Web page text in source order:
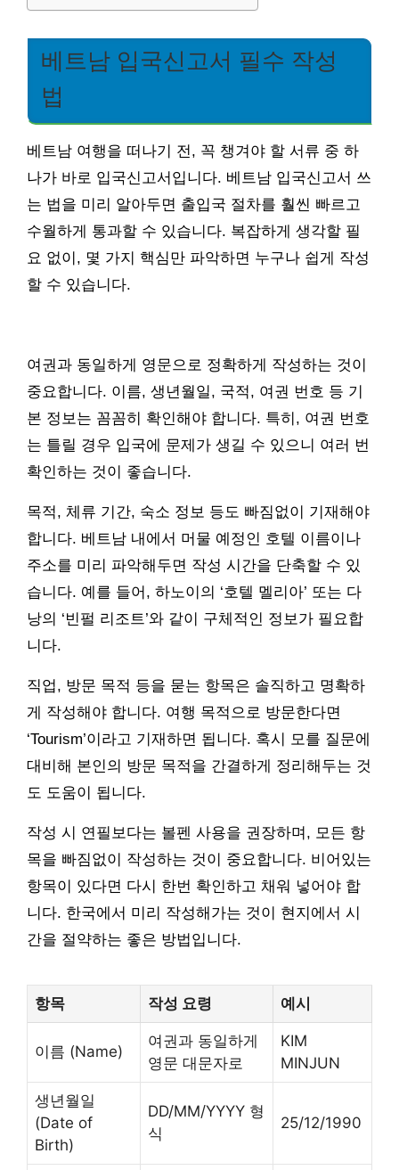
베트남 입국신고서 필수 작성
법
베트남 여행을 떠나기 전, 꼭 챙겨야 할 서류 중 하
나가 바로 입국신고서입니다. 베트남 입국신고서 쓰
는 법을 미리 알아두면 출입국 절차를 훨씬 빠르고
수월하게 통과할 수 있습니다. 복잡하게 생각할 필
요 없이, 몇 가지 핵심만 파악하면 누구나 쉽게 작성
할 수 있습니다.
여권과 동일하게 영문으로 정확하게 작성하는 것이
중요합니다. 이름, 생년월일, 국적, 여권 번호 등 기
본 정보는 꼼꼼히 확인해야 합니다. 특히, 여권 번호
는 틀릴 경우 입국에 문제가 생길 수 있으니 여러 번
확인하는 것이 좋습니다.
목적, 체류 기간, 숙소 정보 등도 빠짐없이 기재해야
합니다. 베트남 내에서 머물 예정인 호텔 이름이나
주소를 미리 파악해두면 작성 시간을 단축할 수 있
습니다. 예를 들어, 하노이의 ‘호텔 멜리아’ 또는 다
낭의 ‘빈펄 리조트’와 같이 구체적인 정보가 필요합
니다.
직업, 방문 목적 등을 묻는 항목은 솔직하고 명확하
게 작성해야 합니다. 여행 목적으로 방문한다면
‘Tourism’이라고 기재하면 됩니다. 혹시 모를 질문에
대비해 본인의 방문 목적을 간결하게 정리해두는 것
도 도움이 됩니다.
작성 시 연필보다는 볼펜 사용을 권장하며, 모든 항
목을 빠짐없이 작성하는 것이 중요합니다. 비어있는
항목이 있다면 다시 한번 확인하고 채워 넣어야 합
니다. 한국에서 미리 작성해가는 것이 현지에서 시
간을 절약하는 좋은 방법입니다.
항목 작성 요령 예시
이름 (Name)
여권과 동일하게
영문 대문자로
KIM
MINJUN
생년월일
(Date of
Birth)
DD/MM/YYYY 형
식
25/12/1990